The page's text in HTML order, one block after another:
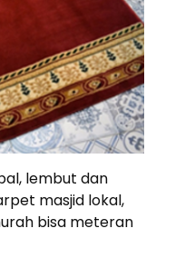
lembut dan
masjid lokal,
bisa meteran